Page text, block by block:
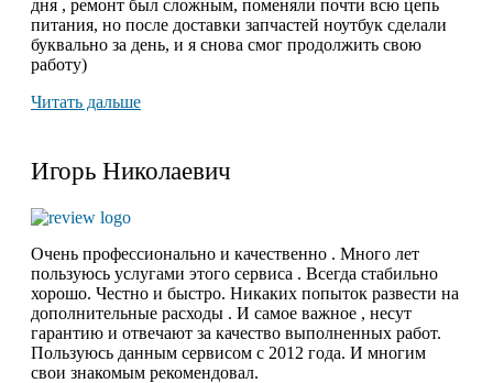
дня , ремонт был сложным, поменяли почти всю цепь
питания, но после доставки запчастей ноутбук сделали
буквально за день, и я снова смог продолжить свою
работу)
Читать дальше
Игорь Николаевич
Очень профессионально и качественно . Много лет
пользуюсь услугами этого сервиса . Всегда стабильно
хорошо. Честно и быстро. Никаких попыток развести на
дополнительные расходы . И самое важное , несут
гарантию и отвечают за качество выполненных работ.
Пользуюсь данным сервисом с 2012 года. И многим
свои знакомым рекомендовал.